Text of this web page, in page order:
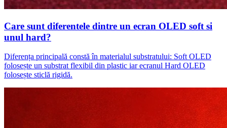
Care sunt diferentele dintre un ecran OLED soft si
unul hard?
Diferența principală constă în materialul substratului: Soft OLED
folosește un substrat flexibil din plastic iar ecranul Hard OLED
folosește sticlă rigidă.